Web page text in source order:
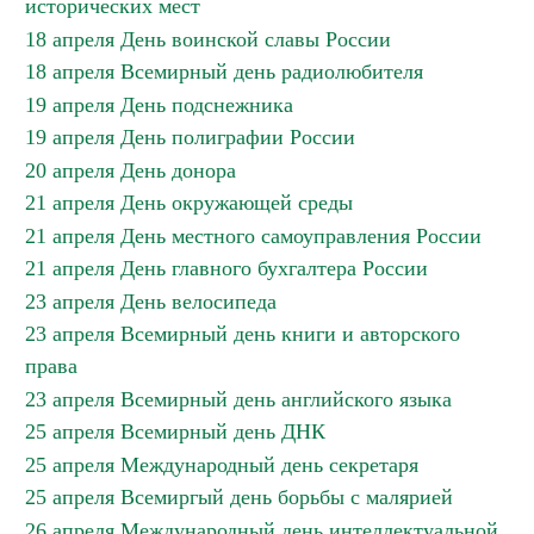
исторических мест
18 апреля День воинской славы России
18 апреля Всемирный день радиолюбителя
19 апреля День подснежника
19 апреля День полиграфии России
20 апреля День донора
21 апреля День окружающей среды
21 апреля День местного самоуправления России
21 апреля День главного бухгалтера России
23 апреля День велосипеда
23 апреля Всемирный день книги и авторского
права
23 апреля Всемирный день английского языка
25 апреля Всемирный день ДНК
25 апреля Международный день секретаря
25 апреля Всемиргый день борьбы с малярией